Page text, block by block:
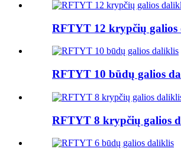
RFTYT 12 krypčių galios
RFTYT 10 būdų galios
RFTYT 8 krypčių galios